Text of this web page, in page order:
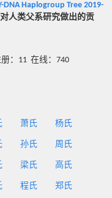
DNA Haplogroup Tree 2019-
人类父系研究做出的贡
：11 在线：740
萧氏 杨氏
孙氏 周氏
梁氏 高氏
程氏 郑氏